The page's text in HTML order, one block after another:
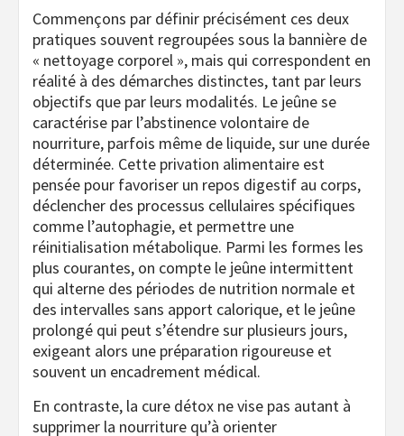
Commençons par définir précisément ces deux
pratiques souvent regroupées sous la bannière de
« nettoyage corporel », mais qui correspondent en
réalité à des démarches distinctes, tant par leurs
objectifs que par leurs modalités. Le jeûne se
caractérise par l’abstinence volontaire de
nourriture, parfois même de liquide, sur une durée
déterminée. Cette privation alimentaire est
pensée pour favoriser un repos digestif au corps,
déclencher des processus cellulaires spécifiques
comme l’autophagie, et permettre une
réinitialisation métabolique. Parmi les formes les
plus courantes, on compte le jeûne intermittent
qui alterne des périodes de nutrition normale et
des intervalles sans apport calorique, et le jeûne
prolongé qui peut s’étendre sur plusieurs jours,
exigeant alors une préparation rigoureuse et
souvent un encadrement médical.
En contraste, la cure détox ne vise pas autant à
supprimer la nourriture qu’à orienter